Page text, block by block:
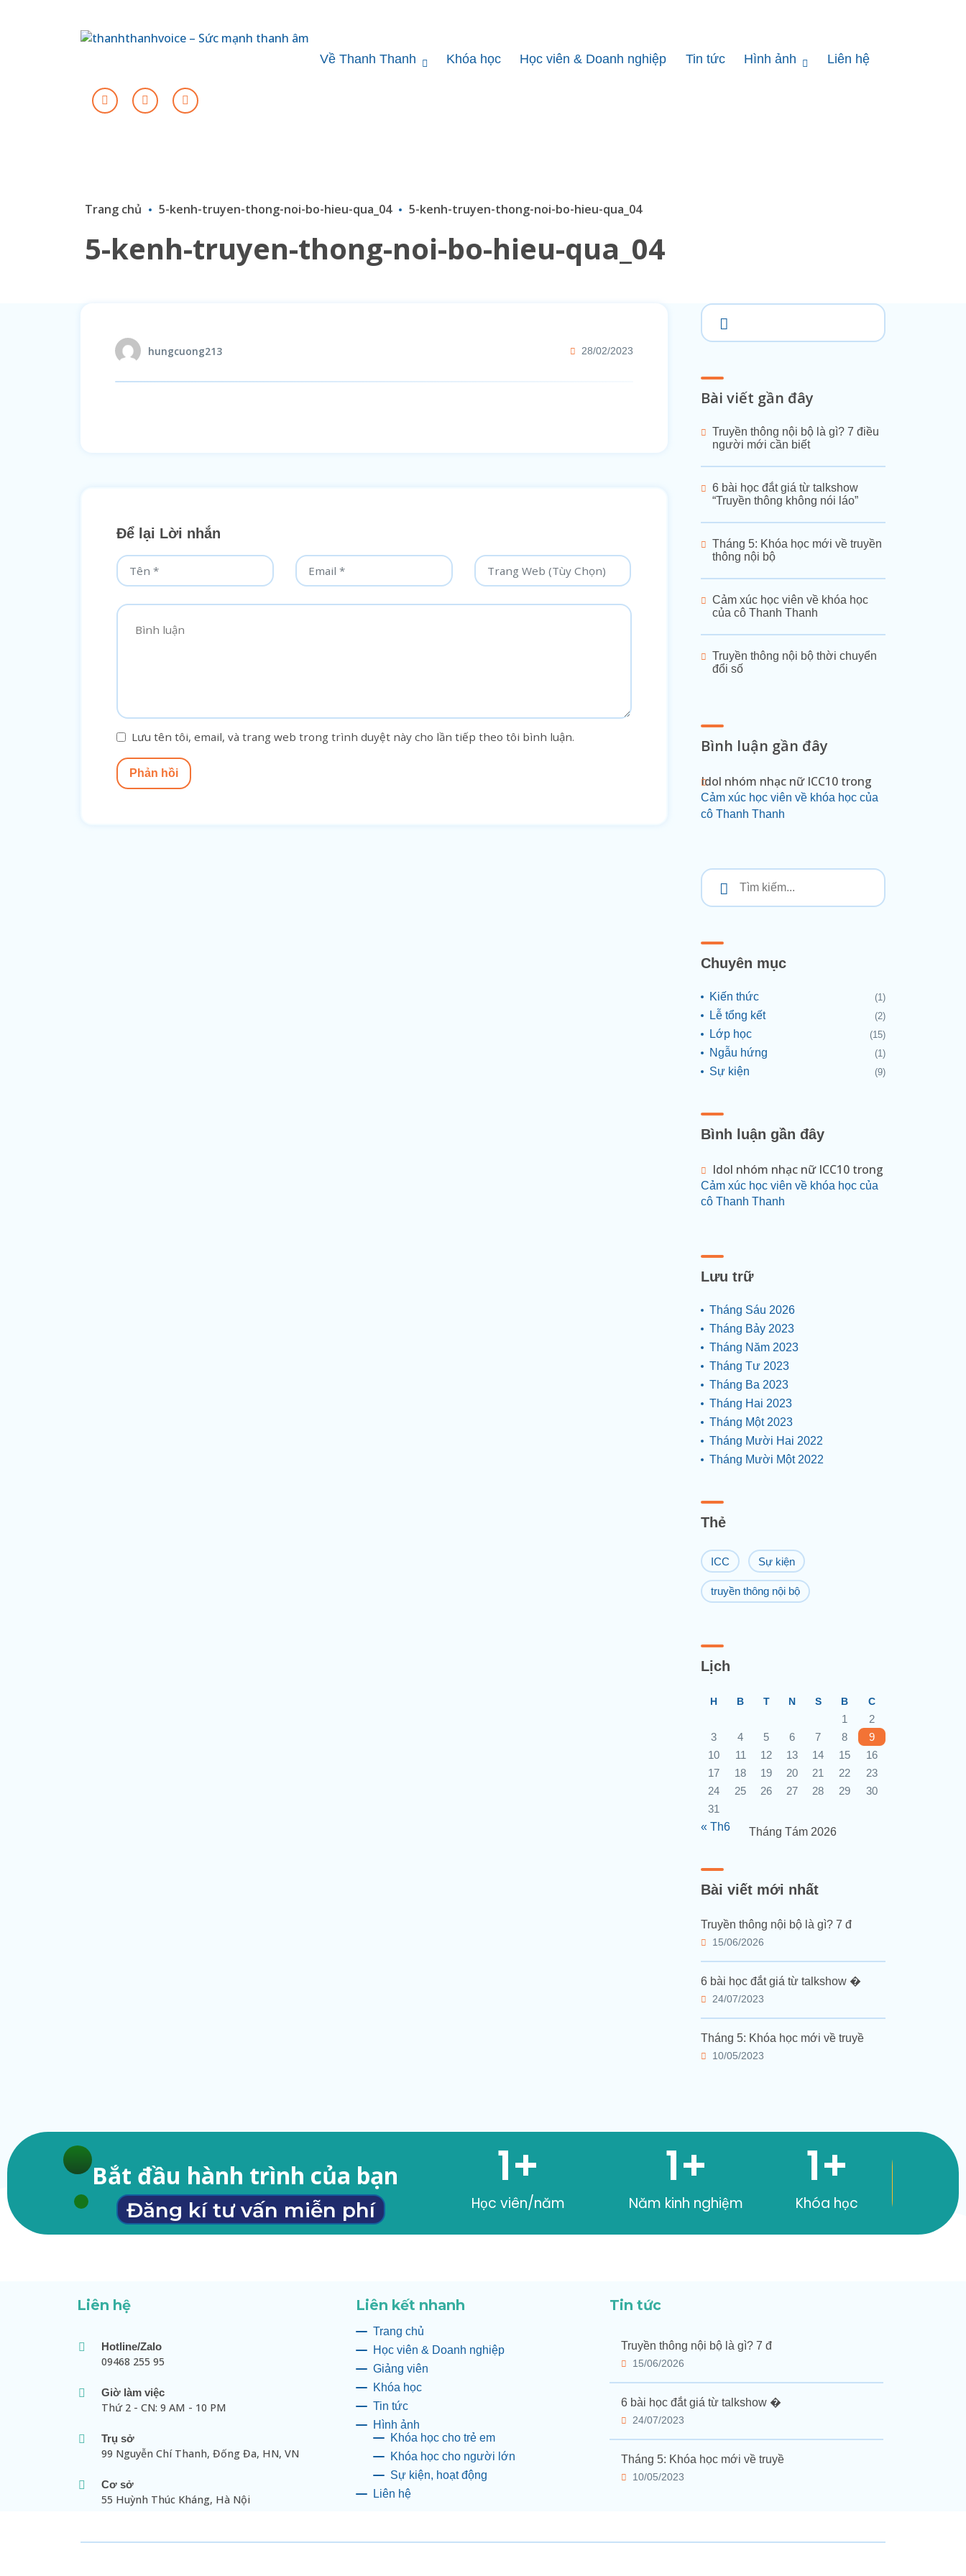
Về Thanh Thanh Khóa học Học viên & Doanh nghiệp Tin tức Hình ảnh Liên hệ
Trang chủ 5-kenh-truyen-thong-noi-bo-hieu-qua_04 5-kenh-truyen-thong-noi-bo-hieu-qua_04
5-kenh-truyen-thong-noi-bo-hieu-qua_04
hungcuong213 28/02/2023
Để lại Lời nhắn
Lưu tên tôi, email, và trang web trong trình duyệt này cho lần tiếp theo tôi bình luận.
Phản hồi
Bài viết gần đây
Truyền thông nội bộ là gì? 7 điều
người mới cần biết
6 bài học đắt giá từ talkshow
“Truyền thông không nói láo”
Tháng 5: Khóa học mới về truyền
thông nội bộ
Cảm xúc học viên về khóa học
của cô Thanh Thanh
Truyền thông nội bộ thời chuyển
đổi số
Bình luận gần đây
Idol nhóm nhạc nữ ICC10trong
Cảm xúc học viên về khóa học của
cô Thanh Thanh
Chuyên mục
Kiến thức (1)
Lễ tổng kết (2)
Lớp học (15)
Ngẫu hứng (1)
Sự kiện (9)
Bình luận gần đây
Idol nhóm nhạc nữ ICC10trong
Cảm xúc học viên về khóa học của
cô Thanh Thanh
Lưu trữ
Tháng Sáu 2026
Tháng Bảy 2023
Tháng Năm 2023
Tháng Tư 2023
Tháng Ba 2023
Tháng Hai 2023
Tháng Một 2023
Tháng Mười Hai 2022
Tháng Mười Một 2022
Thẻ
ICC Sự kiện
truyền thông nội bộ
Lịch
Tháng Tám 2026
H B T N S B C
1
2
3
4 5 6 7 8
9
10
11 12 13 14 15
16
17
18 19 20 21 22
23
24
25 26 27 28 29
30
31
« Th6
Bài viết mới nhất
Truyền thông nội bộ là gì? 7 đ
15/06/2026
6 bài học đắt giá từ talkshow �
24/07/2023
Tháng 5: Khóa học mới về truyề
10/05/2023
Bắt đầu hành trình của bạn
Đăng kí tư vấn miễn phí
1+
Học viên/năm
1+
Năm kinh nghiệm
1+
Khóa học
Liên hệ
Hotline/Zalo
09468 255 95
Giờ làm việc
Thứ 2 - CN: 9 AM - 10 PM
Trụ sở
99 Nguyễn Chí Thanh, Đống Đa, HN, VN
Cơ sở
55 Huỳnh Thúc Kháng, Hà Nội
Liên kết nhanh
Trang chủ
Học viên & Doanh nghiệp
Giảng viên
Khóa học
Tin tức
Hình ảnh
Khóa học cho trẻ em
Khóa học cho người lớn
Sự kiện, hoạt động
Liên hệ
Tin tức
Truyền thông nội bộ là gì? 7 đ
15/06/2026
6 bài học đắt giá từ talkshow �
24/07/2023
Tháng 5: Khóa học mới về truyề
10/05/2023